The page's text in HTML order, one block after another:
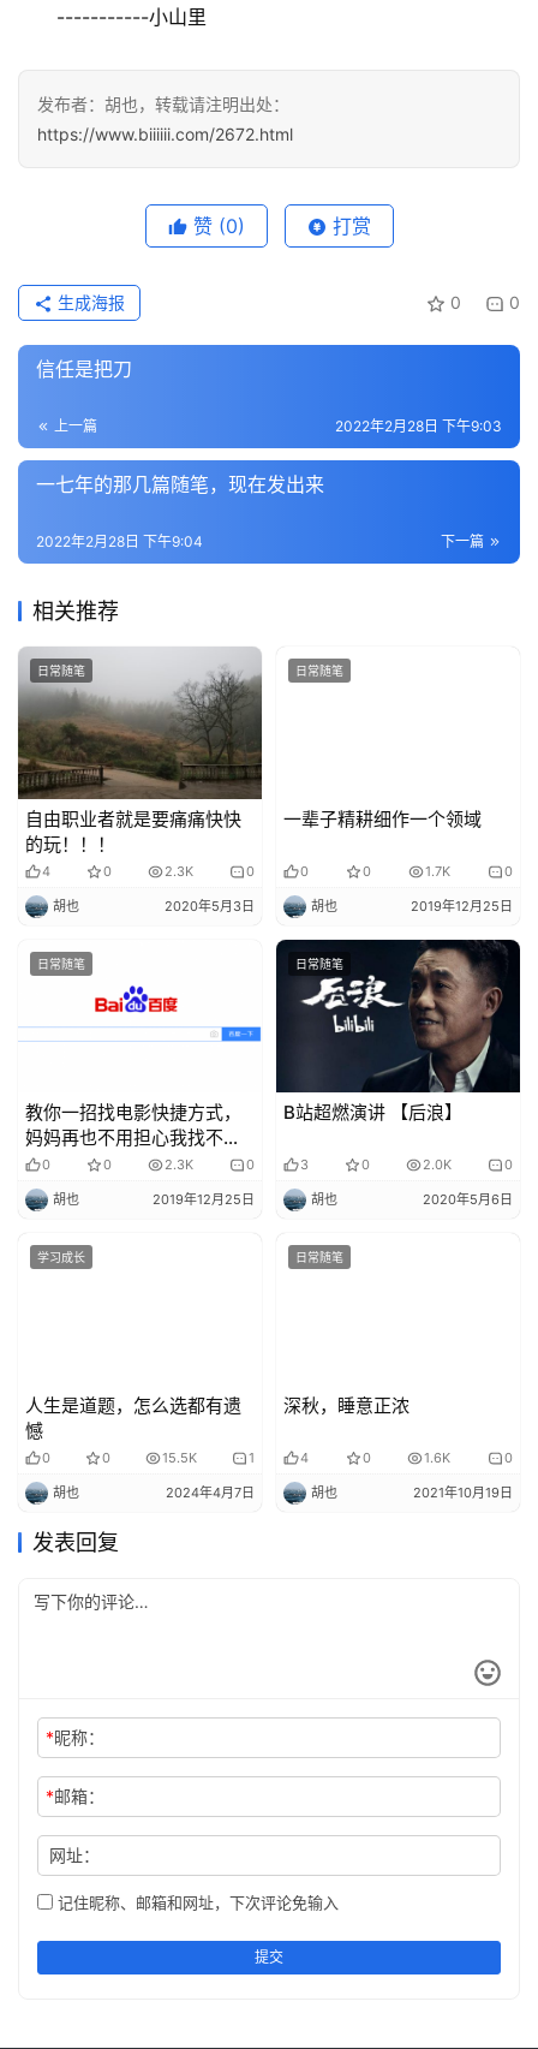
-----------小山里
发布者：胡也，转载请注明出处：
https://www.biiiiii.com/2672.html
赞 (0) 打赏
0 0
生成海报
信任是把刀
上一篇 2022年2月28日 下午9:03
一七年的那几篇随笔，现在发出来
下一篇
2022年2月28日 下午9:04
相关推荐
日常随笔
自由职业者就是要痛痛快快
的玩！！！
4 0 2.3K 0
胡也 2020年5月3日
日常随笔
一辈子精耕细作一个领域
0 0 1.7K 0
胡也 2019年12月25日
日常随笔
教你一招找电影快捷方式，
妈妈再也不用担心我找不到
高清电影
0 0 2.3K 0
胡也 2019年12月25日
日常随笔
B站超燃演讲 【后浪】
3 0 2.0K 0
胡也 2020年5月6日
学习成长
人生是道题，怎么选都有遗
憾
0 0 15.5K 1
胡也 2024年4月7日
日常随笔
深秋，睡意正浓
4 0 1.6K 0
胡也 2021年10月19日
发表回复
*昵称：
*邮箱：
网址：
记住昵称、邮箱和网址，下次评论免输入
提交